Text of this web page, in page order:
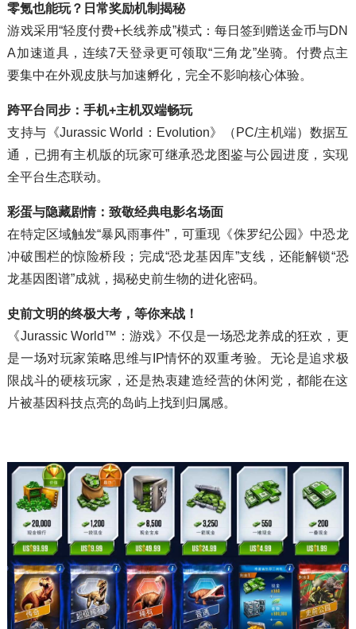
零氪也能玩？日常奖励机制揭秘
游戏采用“轻度付费+长线养成”模式：每日签到赠送金币与DN
A加速道具，连续7天登录更可领取“三角龙”坐骑。付费点主
要集中在外观皮肤与加速孵化，完全不影响核心体验。
跨平台同步：手机+主机双端畅玩
支持与《Jurassic World：Evolution》（PC/主机端）数据互
通，已拥有主机版的玩家可继承恐龙图鉴与公园进度，实现
全平台生态联动。
彩蛋与隐藏剧情：致敬经典电影名场面
在特定区域触发“暴风雨事件”，可重现《侏罗纪公园》中恐龙
冲破围栏的惊险桥段；完成“恐龙基因库”支线，还能解锁“恐
龙基因图谱”成就，揭秘史前生物的进化密码。
史前文明的终极大考，等你来战！
《Jurassic World™：游戏》不仅是一场恐龙养成的狂欢，更
是一场对玩家策略思维与IP情怀的双重考验。无论是追求极
限战斗的硬核玩家，还是热衷建造经营的休闲党，都能在这
片被基因科技点亮的岛屿上找到归属感。